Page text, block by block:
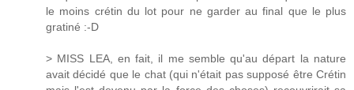
le moins crétin du lot pour ne garder au final que le plus
gratiné :-D
> MISS LEA, en fait, il me semble qu'au départ la nature
avait décidé que le chat (qui n'était pas supposé être Crétin